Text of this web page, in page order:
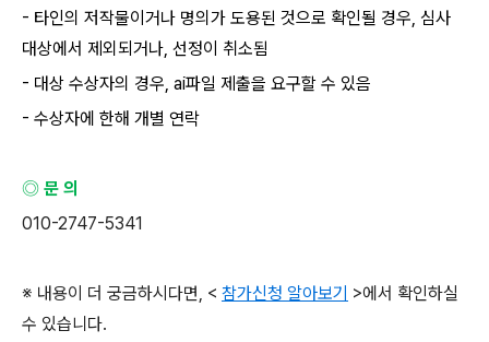
- 타인의 저작물이거나 명의가 도용된 것으로 확인될 경우, 심사
대상에서 제외되거나, 선정이 취소됨
- 대상 수상자의 경우, ai파일 제출을 요구할 수 있음
- 수상자에 한해 개별 연락
◎ 문 의
010-2747-5341
※ 내용이 더 궁금하시다면, < 참가신청 알아보기 >에서 확인하실
수 있습니다.